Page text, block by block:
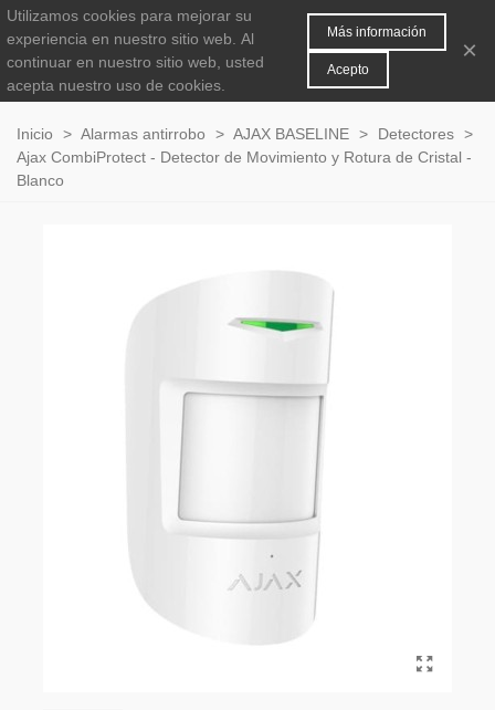
0
Inicio > Alarmas antirrobo > AJAX BASELINE > Detectores >
Ajax CombiProtect - Detector de Movimiento y Rotura de Cristal -
Blanco
Utilizamos cookies para mejorar su
experiencia en nuestro sitio web. Al
continuar en nuestro sitio web, usted
acepta nuestro uso de cookies.
Más información
Acepto
×